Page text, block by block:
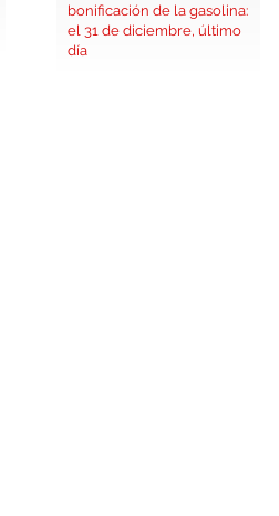
bonificación de la gasolina:
el 31 de diciembre, último
día